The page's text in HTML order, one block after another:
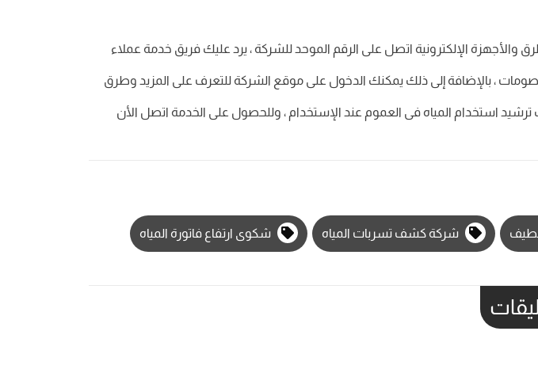
الإلكترونية اتصل على الرقم الموحد للشركة ، يرد عليك فريق خدمة عملاء
، بالإضافة إلى ذلك يمكنك الدخول على موقع الشركة للتعرف على المزيد وطرق
استخدام المياه فى العموم عند الإستخدام ، وللحصول على الخدمة اتصل الأن
شركة كشف تسربات المياه شكوى ارتفاع فاتورة المياه